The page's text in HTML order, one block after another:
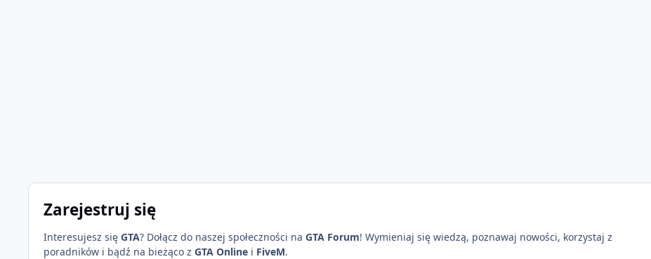
Zarejestruj się
Interesujesz się GTA? Dołącz do naszej społeczności na GTA Forum! Wymieniaj się wiedzą, poznawaj nowości, korzystaj z
poradników i bądź na bieżąco z GTA Online i FiveM.